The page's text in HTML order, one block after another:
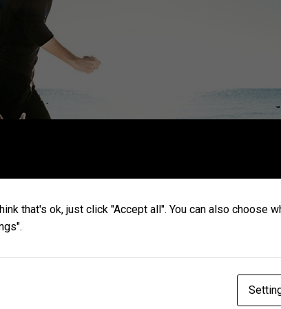
that's ok, just click "Accept all". You can also choose